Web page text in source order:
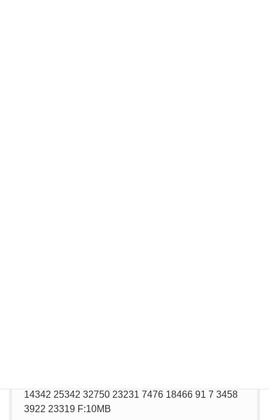
14342 25342 32750 23231 7476 18466 91 7 3458
3922 23319 F:10MB